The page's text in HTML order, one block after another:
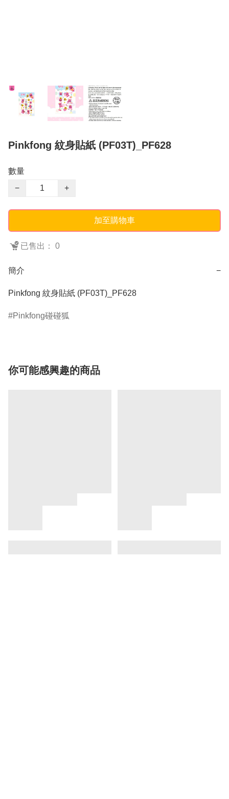
Pinkfong 紋身貼紙 (PF03T)_PF628
數量
−
+
加至購物車
已售出： 0
簡介 −
Pinkfong 紋身貼紙 (PF03T)_PF628
Pinkfong碰碰狐
你可能感興趣的商品